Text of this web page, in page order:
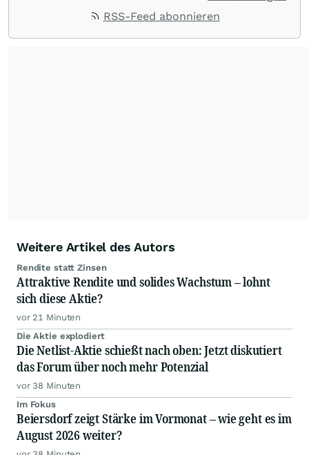
Rohstoffe oder Krypto – die Beiträge sind kurz,
RSS-Feed abonnieren
Weitere Artikel des Autors
Rendite statt Zinsen
Attraktive Rendite und solides Wachstum – lohnt
sich diese Aktie?
vor 21 Minuten
Die Aktie explodiert
Die Netlist-Aktie schießt nach oben: Jetzt diskutiert
das Forum über noch mehr Potenzial
vor 38 Minuten
Im Fokus
Beiersdorf zeigt Stärke im Vormonat – wie geht es im
August 2026 weiter?